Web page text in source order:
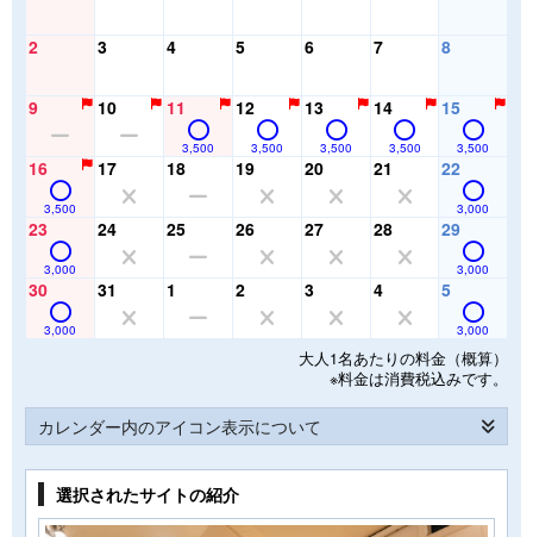
2 3 4 5 6 7 8
9 10 11
3,500
12
3,500
13
3,500
14
3,500
15
3,500
16
3,500
17 18 19 20 21 22
3,000
23
3,000
24 25 26 27 28 29
3,000
30
3,000
31 1 2 3 4 5
3,000
大人1名あたりの料金（概算）
※料金は消費税込みです。
カレンダー内のアイコン表示について
選択されたサイトの紹介